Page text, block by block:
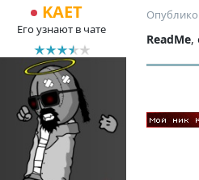
KAET
Его узнают в чате
ReadMe,